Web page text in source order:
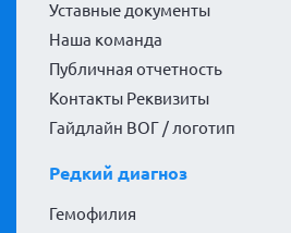
Уставные документы
Наша команда
Публичная отчетность
Контакты Реквизиты
Гайдлайн ВОГ / логотип
Редкий диагноз
Гемофилия